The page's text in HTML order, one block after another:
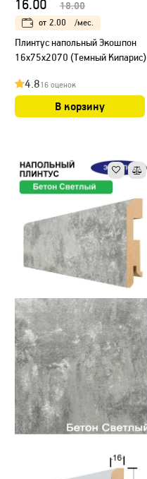
16.00 18.00
от 2.00 /мес.
Плинтус напольный Экошпон
16х75х2070 (Темный Кипарис)
4.816 оценок
В корзину